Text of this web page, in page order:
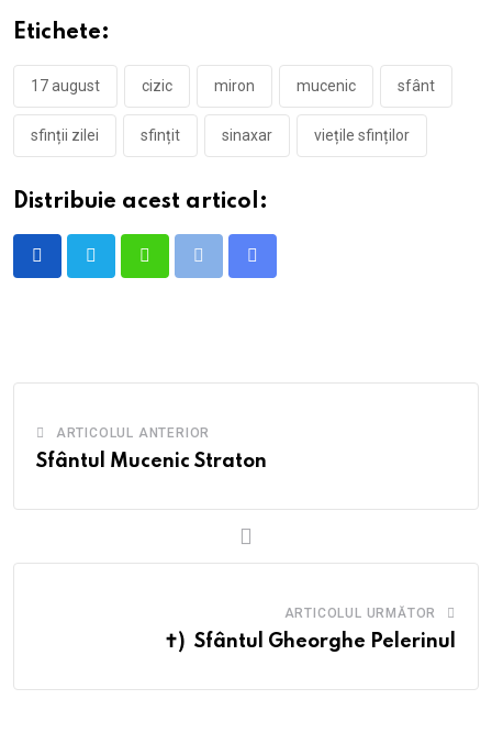
Etichete:
17 august cizic miron mucenic sfânt
sfinții zilei sfințit sinaxar viețile sfinților
Distribuie acest articol:
ARTICOLUL ANTERIOR
Sfântul Mucenic Straton
ARTICOLUL URMĂTOR
✝) Sfântul Gheorghe Pelerinul